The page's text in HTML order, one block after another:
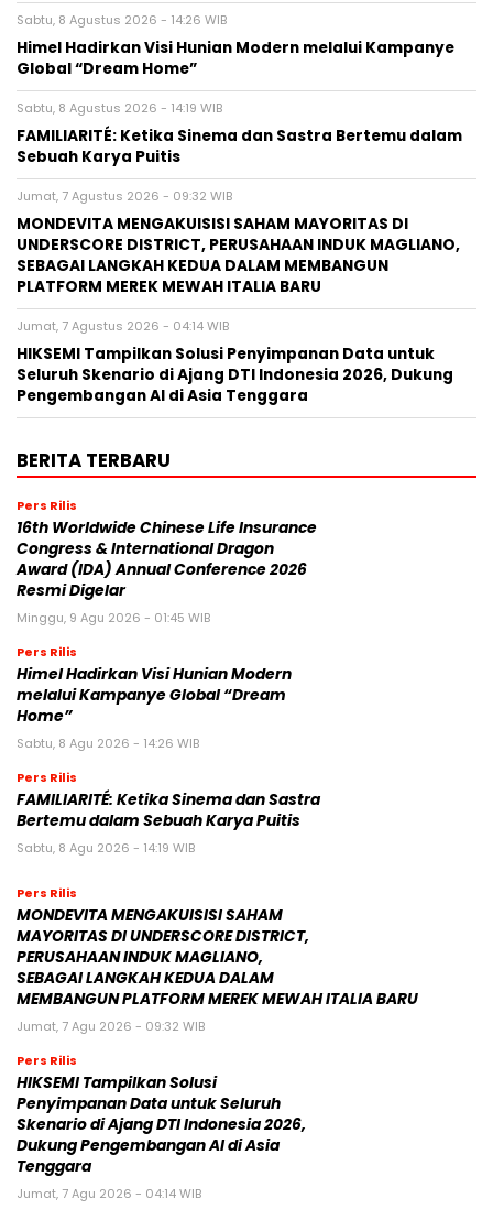
Sabtu, 8 Agustus 2026 - 14:26 WIB
Himel Hadirkan Visi Hunian Modern melalui Kampanye
Global “Dream Home”
Sabtu, 8 Agustus 2026 - 14:19 WIB
FAMILIARITÉ: Ketika Sinema dan Sastra Bertemu dalam
Sebuah Karya Puitis
Jumat, 7 Agustus 2026 - 09:32 WIB
MONDEVITA MENGAKUISISI SAHAM MAYORITAS DI
UNDERSCORE DISTRICT, PERUSAHAAN INDUK MAGLIANO,
SEBAGAI LANGKAH KEDUA DALAM MEMBANGUN
PLATFORM MEREK MEWAH ITALIA BARU
Jumat, 7 Agustus 2026 - 04:14 WIB
HIKSEMI Tampilkan Solusi Penyimpanan Data untuk
Seluruh Skenario di Ajang DTI Indonesia 2026, Dukung
Pengembangan AI di Asia Tenggara
BERITA TERBARU
Pers Rilis
16th Worldwide Chinese Life Insurance
Congress & International Dragon
Award (IDA) Annual Conference 2026
Resmi Digelar
Minggu, 9 Agu 2026 - 01:45 WIB
Pers Rilis
Himel Hadirkan Visi Hunian Modern
melalui Kampanye Global “Dream
Home”
Sabtu, 8 Agu 2026 - 14:26 WIB
Pers Rilis
FAMILIARITÉ: Ketika Sinema dan Sastra
Bertemu dalam Sebuah Karya Puitis
Sabtu, 8 Agu 2026 - 14:19 WIB
Pers Rilis
MONDEVITA MENGAKUISISI SAHAM
MAYORITAS DI UNDERSCORE DISTRICT,
PERUSAHAAN INDUK MAGLIANO,
SEBAGAI LANGKAH KEDUA DALAM
MEMBANGUN PLATFORM MEREK MEWAH ITALIA BARU
Jumat, 7 Agu 2026 - 09:32 WIB
Pers Rilis
HIKSEMI Tampilkan Solusi
Penyimpanan Data untuk Seluruh
Skenario di Ajang DTI Indonesia 2026,
Dukung Pengembangan AI di Asia
Tenggara
Jumat, 7 Agu 2026 - 04:14 WIB